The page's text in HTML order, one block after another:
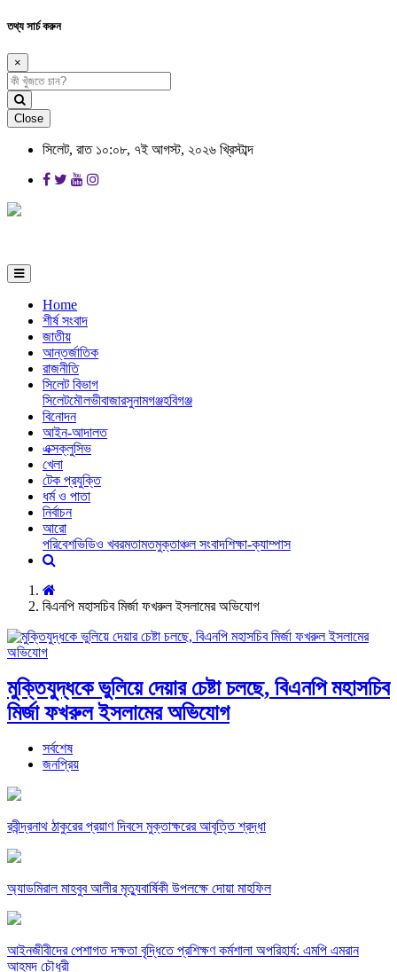
তথ্য সার্চ করুন
×
Close
সিলেট, রাত ১০:০৮, ৭ই আগস্ট, ২০২৬ খ্রিস্টাব্দ
Home
শীর্ষ সংবাদ
জাতীয়
আন্তর্জাতিক
রাজনীতি
সিলেট বিভাগ
সিলেটমৌলভীবাজারসুনামগঞ্জহবিগঞ্জ
বিনোদন
আইন-আদালত
এক্সক্লুসিভ
খেলা
টেক প্রযুক্তি
ধর্ম ও পাতা
নির্বাচন
আরো
পরিবেশভিডিও খবরমতামতমুক্তাঞ্চল সংবাদশিক্ষা-ক্যাম্পাস
বিএনপি মহাসচিব মির্জা ফখরুল ইসলামের অভিযোগ
মুক্তিযুদ্ধকে ভুলিয়ে দেয়ার চেষ্টা চলছে, বিএনপি মহাসচিব
মির্জা ফখরুল ইসলামের অভিযোগ
সর্বশেষ
জনপ্রিয়
রবীন্দ্রনাথ ঠাকুরের প্রয়াণ দিবসে মুক্তাক্ষরের আবৃত্তি শ্রদ্ধা
অ্যাডমিরাল মাহবুব আলীর মৃত্যুবার্ষিকী উপলক্ষে দোয়া মাহফিল
‎আইনজীবীদের পেশাগত দক্ষতা বৃদ্ধিতে প্রশিক্ষণ কর্মশালা অপরিহার্য: এমপি এমরান
আহমদ চৌধুরী